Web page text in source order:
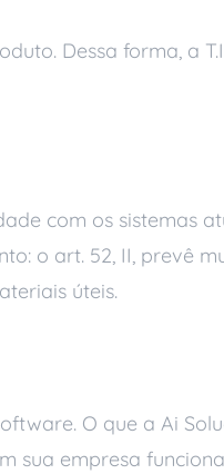
Dessa forma, a
com os sistemas
o art. 52, II, prevê
úteis.
O que a Ai
sua empresa